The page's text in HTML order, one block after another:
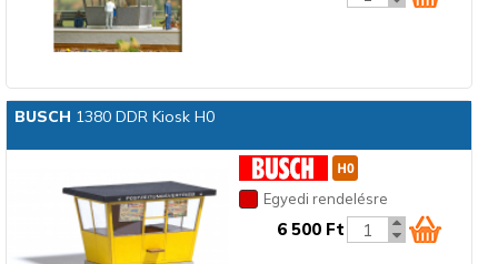
BUSCH 1380 DDR Kiosk H0
Egyedi rendelésre
6 500 Ft